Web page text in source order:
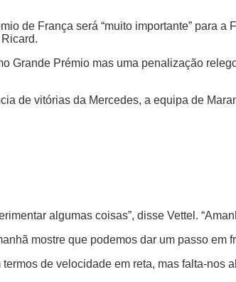
de França será “muito importante” para
Grande Prémio mas uma penalização
de vitórias da Mercedes, a equipa de
algumas coisas”, disse Vettel.
mostre que podemos dar um passo em
de velocidade em reta, mas falta-